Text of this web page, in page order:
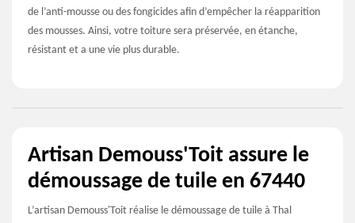
de l’anti-mousse ou des fongicides afin d’empêcher la réapparition
des mousses. Ainsi, votre toiture sera préservée, en étanche,
résistant et a une vie plus durable.
Artisan Demouss'Toit assure le
démoussage de tuile en 67440
L’artisan Demouss'Toit réalise le démoussage de tuile à Thal